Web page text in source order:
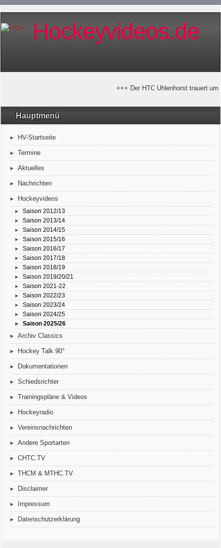
Hockeyvideos.de
+++ Der HTC Uhlenhorst trauert
Hauptmenü
HV-Startseite
Termine
Aktuelles
Nachrichten
Hockeyvideos
Saison 2012/13
Saison 2013/14
Saison 2014/15
Saison 2015/16
Saison 2016/17
Saison 2017/18
Saison 2018/19
Saison 2019/20/21
Saison 2021-22
Saison 2022/23
Saison 2023/24
Saison 2024/25
Saison 2025/26
Archiv Classics
Hockey Talk 90°
Dokumentationen
Schiedsrichter
Trainingspläne & Videos
Hockeyradio
Vereinsnachrichten
Andere Sportarten
CHTC.TV
THCM & MTHC.TV
Disclaimer
Impressum
Datenschutzerklärung